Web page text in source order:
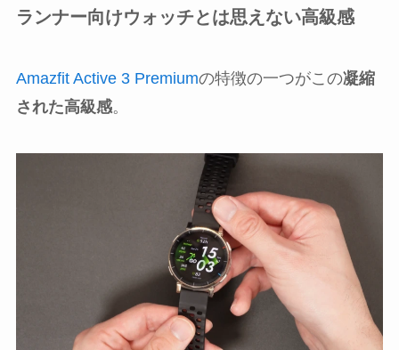
ランナー向けウォッチとは思えない高級感
Amazfit Active 3 Premiumの特徴の一つがこの凝縮
された高級感。